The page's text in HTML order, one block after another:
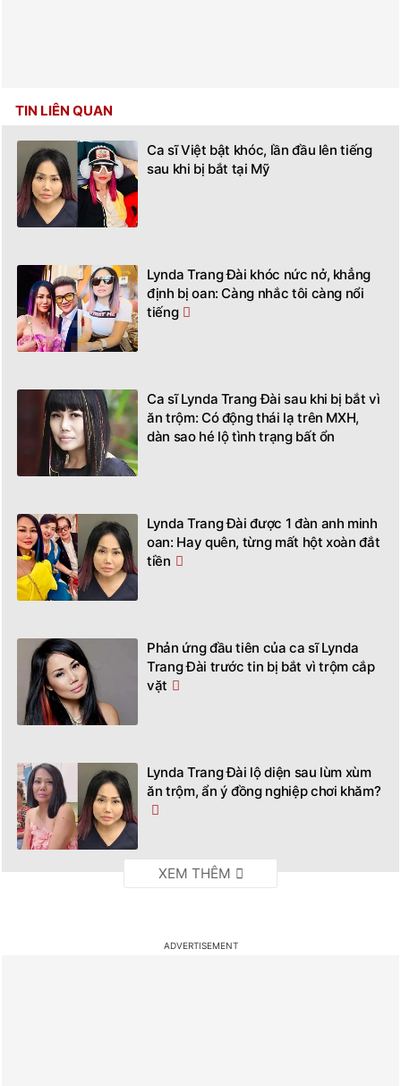
TIN LIÊN QUAN
Ca sĩ Việt bật khóc, lần đầu lên tiếng
sau khi bị bắt tại Mỹ
Lynda Trang Đài khóc nức nở, khẳng
định bị oan: Càng nhắc tôi càng nổi
tiếng
Ca sĩ Lynda Trang Đài sau khi bị bắt vì
ăn trộm: Có động thái lạ trên MXH,
dàn sao hé lộ tình trạng bất ổn
Lynda Trang Đài được 1 đàn anh minh
oan: Hay quên, từng mất hột xoàn đắt
tiền
Phản ứng đầu tiên của ca sĩ Lynda
Trang Đài trước tin bị bắt vì trộm cắp
vặt
Lynda Trang Đài lộ diện sau lùm xùm
ăn trộm, ẩn ý đồng nghiệp chơi khăm?